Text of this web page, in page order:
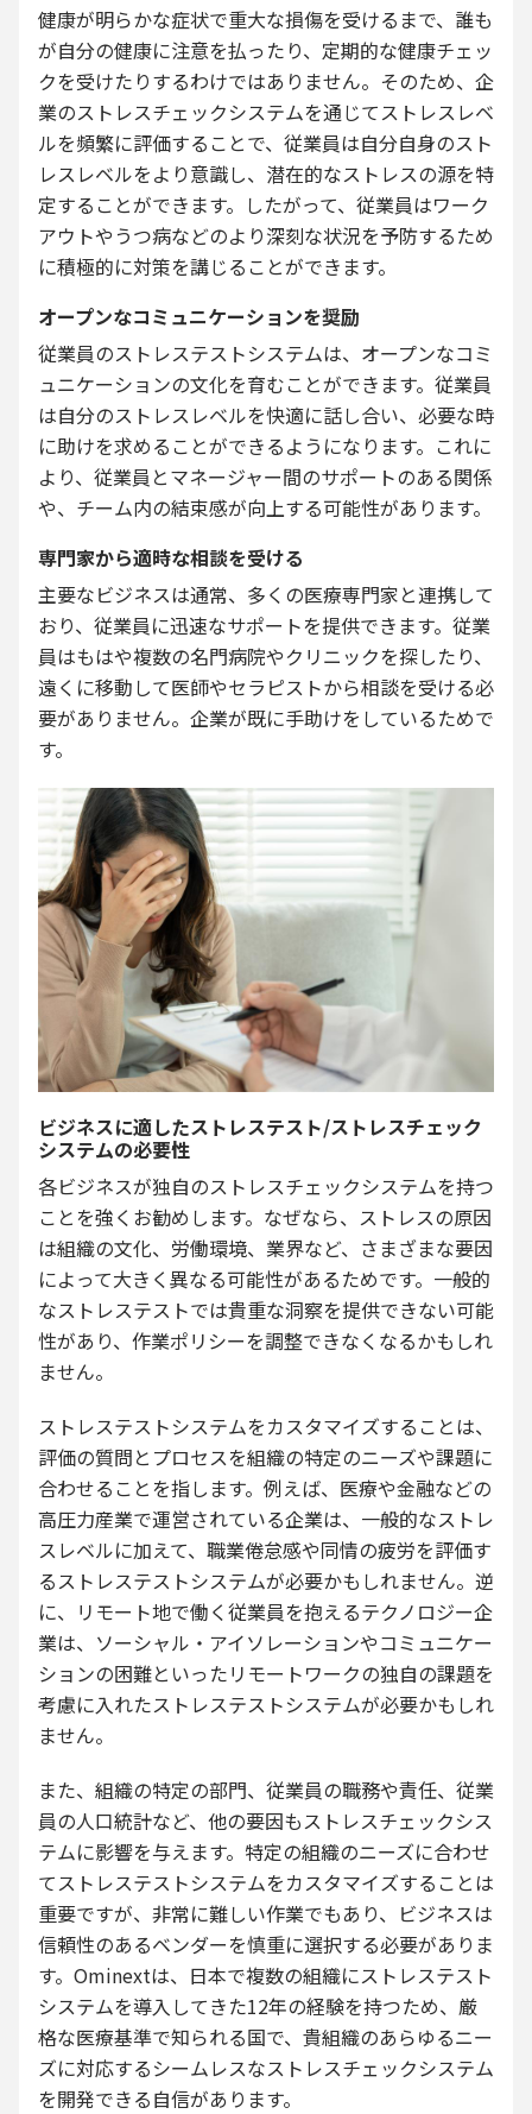
健康が明らかな症状で重大な損傷を受けるまで、誰も
が自分の健康に注意を払ったり、定期的な健康チェッ
クを受けたりするわけではありません。そのため、企
業のストレスチェックシステムを通じてストレスレベ
ルを頻繁に評価することで、従業員は自分自身のスト
レスレベルをより意識し、潜在的なストレスの源を特
定することができます。したがって、従業員はワーク
アウトやうつ病などのより深刻な状況を予防するため
に積極的に対策を講じることができます。
オープンなコミュニケーションを奨励
従業員のストレステストシステムは、オープンなコミ
ュニケーションの文化を育むことができます。従業員
は自分のストレスレベルを快適に話し合い、必要な時
に助けを求めることができるようになります。これに
より、従業員とマネージャー間のサポートのある関係
や、チーム内の結束感が向上する可能性があります。
専門家から適時な相談を受ける
主要なビジネスは通常、多くの医療専門家と連携して
おり、従業員に迅速なサポートを提供できます。従業
員はもはや複数の名門病院やクリニックを探したり、
遠くに移動して医師やセラピストから相談を受ける必
要がありません。企業が既に手助けをしているためで
す。
ビジネスに適したストレステスト/ストレスチェック
システムの必要性
各ビジネスが独自のストレスチェックシステムを持つ
ことを強くお勧めします。なぜなら、ストレスの原因
は組織の文化、労働環境、業界など、さまざまな要因
によって大きく異なる可能性があるためです。一般的
なストレステストでは貴重な洞察を提供できない可能
性があり、作業ポリシーを調整できなくなるかもしれ
ません。
ストレステストシステムをカスタマイズすることは、
評価の質問とプロセスを組織の特定のニーズや課題に
合わせることを指します。例えば、医療や金融などの
高圧力産業で運営されている企業は、一般的なストレ
スレベルに加えて、職業倦怠感や同情の疲労を評価す
るストレステストシステムが必要かもしれません。逆
に、リモート地で働く従業員を抱えるテクノロジー企
業は、ソーシャル・アイソレーションやコミュニケー
ションの困難といったリモートワークの独自の課題を
考慮に入れたストレステストシステムが必要かもしれ
ません。
また、組織の特定の部門、従業員の職務や責任、従業
員の人口統計など、他の要因もストレスチェックシス
テムに影響を与えます。特定の組織のニーズに合わせ
てストレステストシステムをカスタマイズすることは
重要ですが、非常に難しい作業でもあり、ビジネスは
信頼性のあるベンダーを慎重に選択する必要がありま
す。Ominextは、日本で複数の組織にストレステスト
システムを導入してきた12年の経験を持つため、厳
格な医療基準で知られる国で、貴組織のあらゆるニー
ズに対応するシームレスなストレスチェックシステム
を開発できる自信があります。